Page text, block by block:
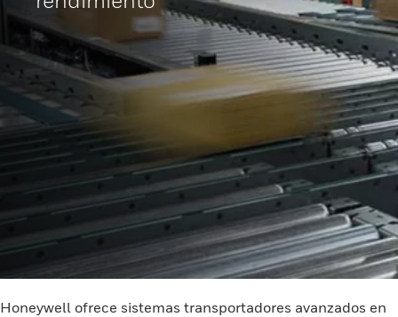
Honeywell ofrece sistemas transportadores avanzados en